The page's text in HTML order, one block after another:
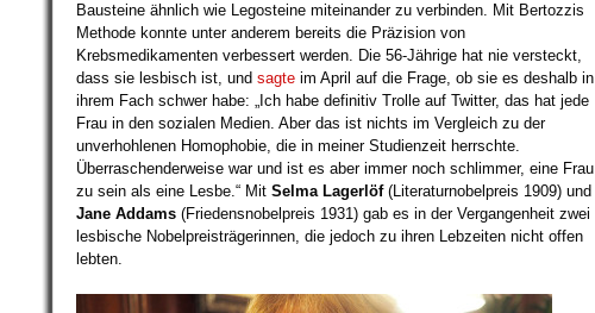
Bausteine ähnlich wie Legosteine miteinander zu verbinden. Mit Bertozzis
Methode konnte unter anderem bereits die Präzision von
Krebsmedikamenten verbessert werden. Die 56-Jährige hat nie versteckt,
dass sie lesbisch ist, und sagte im April auf die Frage, ob sie es deshalb in
ihrem Fach schwer habe: „Ich habe definitiv Trolle auf Twitter, das hat jede
Frau in den sozialen Medien. Aber das ist nichts im Vergleich zu der
unverhohlenen Homophobie, die in meiner Studienzeit herrschte.
Überraschenderweise war und ist es aber immer noch schlimmer, eine Frau
zu sein als eine Lesbe.“ Mit Selma Lagerlöf (Literaturnobelpreis 1909) und
Jane Addams (Friedensnobelpreis 1931) gab es in der Vergangenheit zwei
lesbische Nobelpreisträgerinnen, die jedoch zu ihren Lebzeiten nicht offen
lebten.